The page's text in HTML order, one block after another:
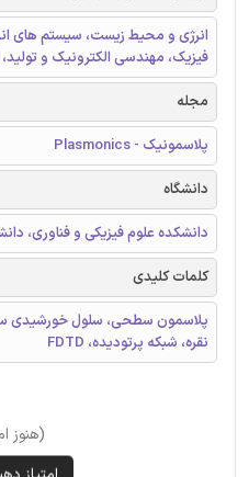
انرژی و محیط زیست، سیستم های
فیزیک، مهندسی الکترونیک و تولید،
مجله
پلاسمونیک - Plasmonics
دانشگاه
دانشکده علوم فیزیکی و فناوری،
کلمات کلیدی
پلاسمون سطحی، سلول خورشیدی
نقره، شبکه پرتودیده، FDTD
(هنوز